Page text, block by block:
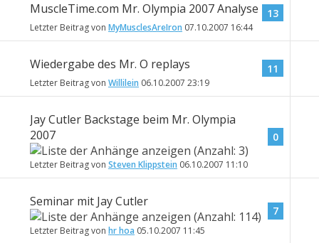
MuscleTime.com Mr. Olympia 2007 Analyse
Letzter Beitrag von MyMusclesAreIron 07.10.2007 16:44
13
Wiedergabe des Mr. O replays
Letzter Beitrag von Willilein 06.10.2007 23:19
11
Jay Cutler Backstage beim Mr. Olympia
2007
Letzter Beitrag von Steven Klippstein 06.10.2007 11:10
0
Seminar mit Jay Cutler
Letzter Beitrag von hr hoa 05.10.2007 11:45
7